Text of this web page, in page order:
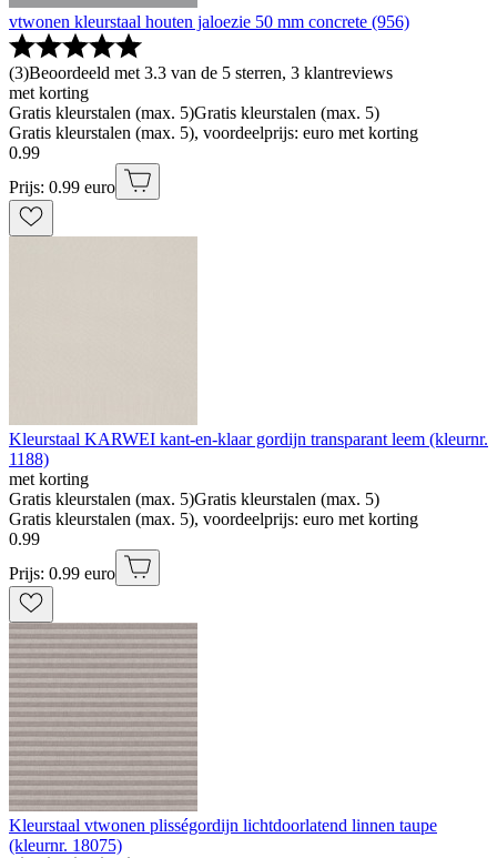
vtwonen kleurstaal houten jaloezie 50 mm concrete (956)
(3)Beoordeeld met 3.3 van de 5 sterren, 3 klantreviews
met korting
Gratis kleurstalen (max. 5)Gratis kleurstalen (max. 5)
Gratis kleurstalen (max. 5), voordeelprijs: euro met korting
0.99
Prijs: 0.99 euro
Kleurstaal KARWEI kant-en-klaar gordijn transparant leem (kleurnr.
1188)
met korting
Gratis kleurstalen (max. 5)Gratis kleurstalen (max. 5)
Gratis kleurstalen (max. 5), voordeelprijs: euro met korting
0.99
Prijs: 0.99 euro
Kleurstaal vtwonen plisségordijn lichtdoorlatend linnen taupe
(kleurnr. 18075)